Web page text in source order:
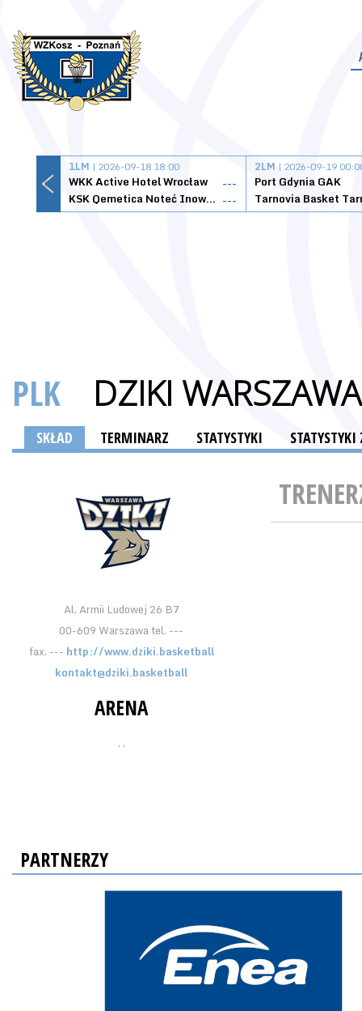
1LM | 2026-09-18 18:00
WKK Active Hotel Wrocław
---
KSK Qemetica Noteć Inowrocław ---
2LM | 2026-09-19
Port Gdynia GAK
PLK DZIKI WARSZAWA
SKŁAD TERMINARZ STATYSTYKI
Al. Armii Ludowej 26 B7
00-609 Warszawa tel. ---
fax. --- http://www.dziki.basketball
kontakt@dziki.basketball
ARENA
, ,
PARTNERZY